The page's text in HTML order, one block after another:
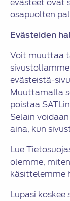
osapuolten
Evästeiden
Voit muuttaa
evästeistä-
Muuttamalla
poistaa
Selain
aina, kun
Lue
olemme,
käsittelemme
Lupasi